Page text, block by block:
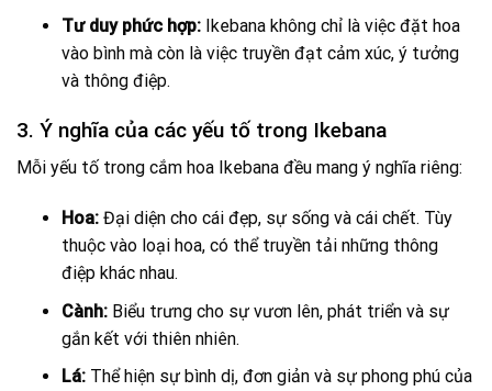
Tư duy phức hợp:Ikebana không chỉ là việc đặt hoa
vào bình mà còn là việc truyền đạt cảm xúc, ý tưởng
và thông điệp.
3. Ý nghĩa của các yếu tố trong Ikebana
Mỗi yếu tố trong cắm hoa Ikebana đều mang ý nghĩa riêng:
Hoa:Đại diện cho cái đẹp, sự sống và cái chết. Tùy
thuộc vào loại hoa, có thể truyền tải những thông
điệp khác nhau.
Cành:Biểu trưng cho sự vươn lên, phát triển và sự
gắn kết với thiên nhiên.
Lá:Thể hiện sự bình dị, đơn giản và sự phong phú của